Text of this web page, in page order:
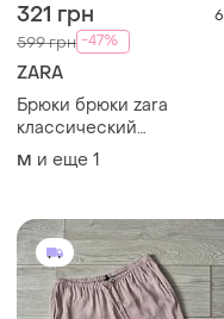
321 грн 6
599 грн -47%
ZARA
Брюки брюки zara
классический
повседневный стиль
зеленого цвета размер л
M и еще 1